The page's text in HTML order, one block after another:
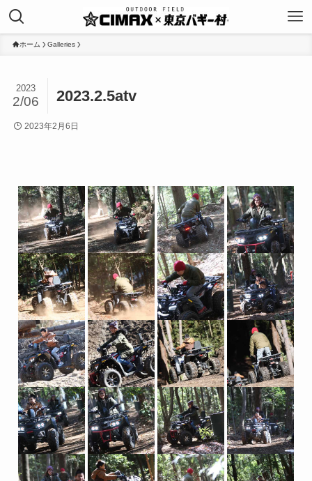
ホーム Galleries
2023.2.5atv
2023
2/06
2023年2月6日